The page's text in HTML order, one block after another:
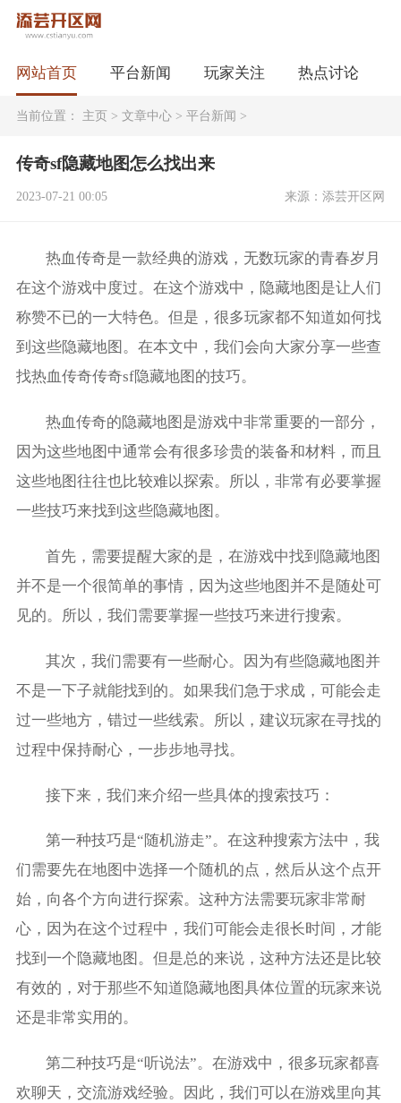
网站首页 平台新闻 玩家关注 热点讨论
当前位置： 主页> 文章中心> 平台新闻 >
传奇sf隐藏地图怎么找出来
2023-07-21 00:05 来源：添芸开区网
热血传奇是一款经典的游戏，无数玩家的青春岁月
在这个游戏中度过。在这个游戏中，隐藏地图是让人们
称赞不已的一大特色。但是，很多玩家都不知道如何找
到这些隐藏地图。在本文中，我们会向大家分享一些查
找热血传奇传奇sf隐藏地图的技巧。
热血传奇的隐藏地图是游戏中非常重要的一部分，
因为这些地图中通常会有很多珍贵的装备和材料，而且
这些地图往往也比较难以探索。所以，非常有必要掌握
一些技巧来找到这些隐藏地图。
首先，需要提醒大家的是，在游戏中找到隐藏地图
并不是一个很简单的事情，因为这些地图并不是随处可
见的。所以，我们需要掌握一些技巧来进行搜索。
其次，我们需要有一些耐心。因为有些隐藏地图并
不是一下子就能找到的。如果我们急于求成，可能会走
过一些地方，错过一些线索。所以，建议玩家在寻找的
过程中保持耐心，一步步地寻找。
接下来，我们来介绍一些具体的搜索技巧：
第一种技巧是“随机游走”。在这种搜索方法中，我
们需要先在地图中选择一个随机的点，然后从这个点开
始，向各个方向进行探索。这种方法需要玩家非常耐
心，因为在这个过程中，我们可能会走很长时间，才能
找到一个隐藏地图。但是总的来说，这种方法还是比较
有效的，对于那些不知道隐藏地图具体位置的玩家来说
还是非常实用的。
第二种技巧是“听说法”。在游戏中，很多玩家都喜
欢聊天，交流游戏经验。因此，我们可以在游戏里向其